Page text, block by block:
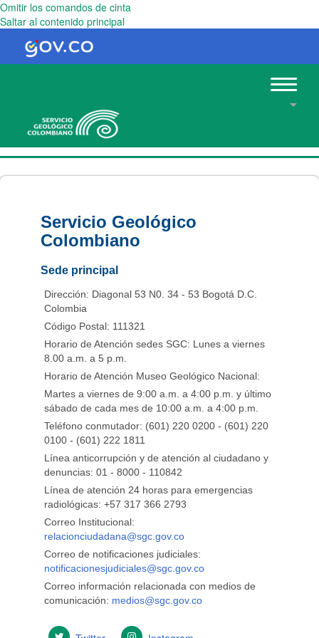
Omitir los comandos de cinta
Saltar al contenido principal
Toggle
Servicio Geológico
Colombiano
Sede principal
Dirección: Diagonal 53 N0. 34 - 53 Bogotá D.C.
Colombia
Código Postal: 111321
Horario de Atención sedes SGC: Lunes a viernes
8.00 a.m. a 5 p.m.
Horario de Atención Museo Geológico Nacional:
Martes a viernes de 9:00 a.m. a 4:00 p.m. y último
sábado de cada mes de 10:00 a.m. a 4:00 p.m.
Teléfono conmutador: (601) 220 0200 - (601) 220
0100 - (601) 222 1811
Línea anticorrupción y de atención al ciudadano y
denuncias: 01 - 8000 - 110842
Línea de atención 24 horas para emergencias
radiológicas: +57 ​317 366 2793
Correo Institucional:
relacionciudadana@sgc.gov.co
Correo de notificaciones judiciales:
notificacionesjudiciales@sgc.gov.co
Correo información relacionada con medios de
comunicación: medios@sgc.gov.co